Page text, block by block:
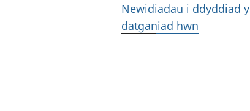
Newidiadau i ddyddiad y
datganiad hwn